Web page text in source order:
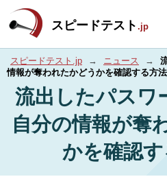
スピードテスト .jp
スピードテスト.jp → ニュース →
情報が奪われたかどうかを確認する方法
流出したパスワ
自分の情報が奪
かを確認